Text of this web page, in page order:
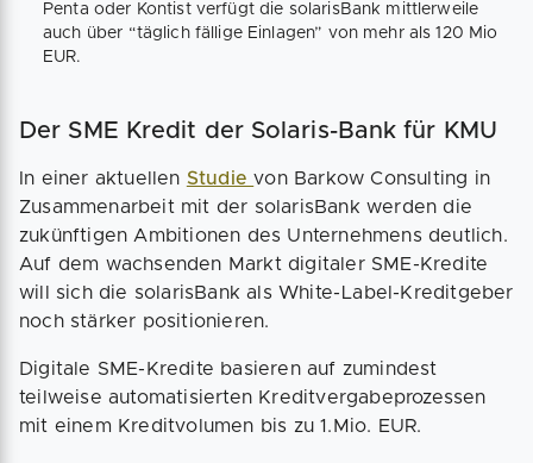
Penta oder Kontist verfügt die solarisBank mittlerweile
auch über “täglich fällige Einlagen” von mehr als 120 Mio
EUR.
Der SME Kredit der Solaris-Bank für KMU
In einer aktuellen Studievon Barkow Consulting in
Zusammenarbeit mit der solarisBank werden die
zukünftigen Ambitionen des Unternehmens deutlich.
Auf dem wachsenden Markt digitaler SME-Kredite
will sich die solarisBank als White-Label-Kreditgeber
noch stärker positionieren.
Digitale SME-Kredite basieren auf zumindest
teilweise automatisierten Kreditvergabeprozessen
mit einem Kreditvolumen bis zu 1.Mio. EUR.